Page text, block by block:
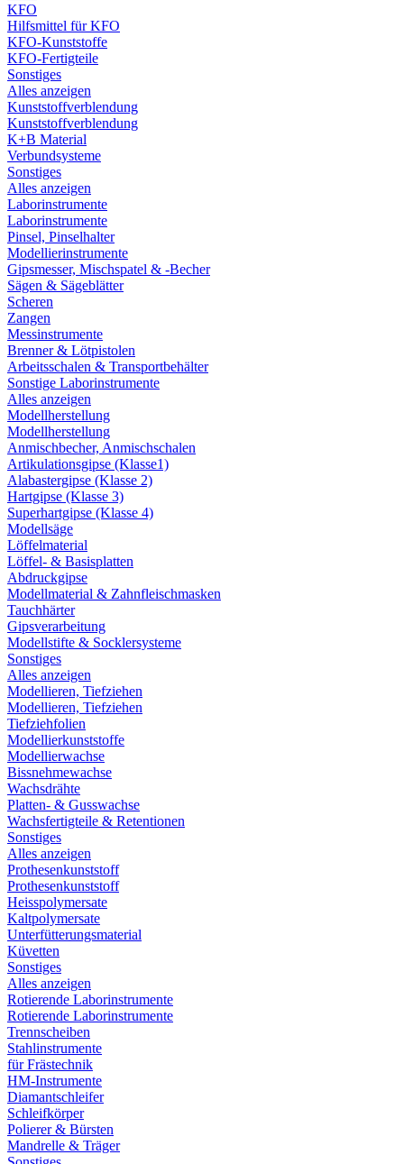
KFO
Hilfsmittel für KFO
KFO-Kunststoffe
KFO-Fertigteile
Sonstiges
Alles anzeigen
Kunststoffverblendung
Kunststoffverblendung
K+B Material
Verbundsysteme
Sonstiges
Alles anzeigen
Laborinstrumente
Laborinstrumente
Pinsel, Pinselhalter
Modellierinstrumente
Gipsmesser, Mischspatel & -Becher
Sägen & Sägeblätter
Scheren
Zangen
Messinstrumente
Brenner & Lötpistolen
Arbeitsschalen & Transportbehälter
Sonstige Laborinstrumente
Alles anzeigen
Modellherstellung
Modellherstellung
Anmischbecher, Anmischschalen
Artikulationsgipse (Klasse1)
Alabastergipse (Klasse 2)
Hartgipse (Klasse 3)
Superhartgipse (Klasse 4)
Modellsäge
Löffelmaterial
Löffel- & Basisplatten
Abdruckgipse
Modellmaterial & Zahnfleischmasken
Tauchhärter
Gipsverarbeitung
Modellstifte & Socklersysteme
Sonstiges
Alles anzeigen
Modellieren, Tiefziehen
Modellieren, Tiefziehen
Tiefziehfolien
Modellierkunststoffe
Modellierwachse
Bissnehmewachse
Wachsdrähte
Platten- & Gusswachse
Wachsfertigteile & Retentionen
Sonstiges
Alles anzeigen
Prothesenkunststoff
Prothesenkunststoff
Heisspolymersate
Kaltpolymersate
Unterfütterungsmaterial
Küvetten
Sonstiges
Alles anzeigen
Rotierende Laborinstrumente
Rotierende Laborinstrumente
Trennscheiben
Stahlinstrumente
für Frästechnik
HM-Instrumente
Diamantschleifer
Schleifkörper
Polierer & Bürsten
Mandrelle & Träger